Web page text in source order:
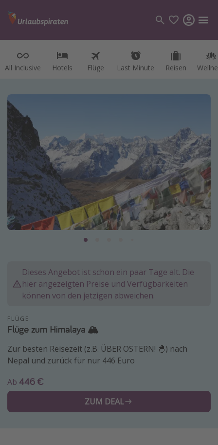
All Inclusive Hotels Flüge Last Minute Reisen
Kategorien
Hotel
Reisen
Kreuzfahrten
Reiseziele
Alle Reiseziele
Österreich
Italien
Lombardei
Reisethemen
Städtereisen
Wellnessurlaub
Kurzurlaub
Dieses Angebot ist schon ein paar Tage alt. Die
hier angezeigten Preise und Verfügbarkeiten
können von den jetzigen abweichen.
FLÜGE
Flüge zum Himalaya 🏔️
Zur besten Reisezeit (z.B. ÜBER OSTERN! 🐣) nach
Nepal und zurück für nur 446 Euro
Ab 446 €
ZUM DEAL